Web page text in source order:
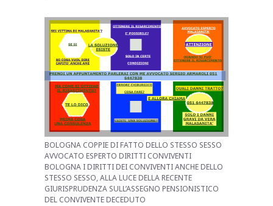
BOLOGNA COPPIE DI FATTO DELLO STESSO SESSO
AVVOCATO ESPERTO DIRITTI CONVIVENTI
BOLOGNA I DIRITTI DEI CONVIVENTI ANCHE DELLO
STESSO SESSO, ALLA LUCE DELLA RECENTE
GIURISPRUDENZA SULL’ASSEGNO PENSIONISTICO
DEL CONVIVENTE DECEDUTO